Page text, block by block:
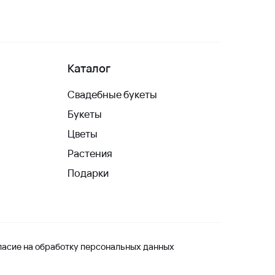
Каталог
Свадебные букеты
Букеты
Цветы
Растения
Подарки
на обработку персональных данных